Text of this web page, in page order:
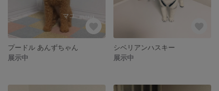
プードル あんずちゃん
展示中
シベリアンハスキー
展示中